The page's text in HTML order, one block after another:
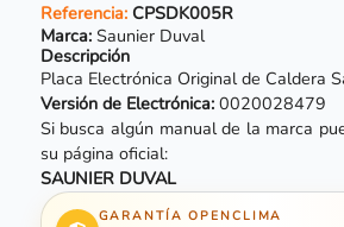
Referencia:CPSDK005R
Marca: Saunier Duval
Descripción
Placa Electrónica Original de Caldera
Versión de Electrónica:0020028479
Si busca algún manual de la marca
su página oficial:
SAUNIER DUVAL
GARANTÍA OPENCLIMA